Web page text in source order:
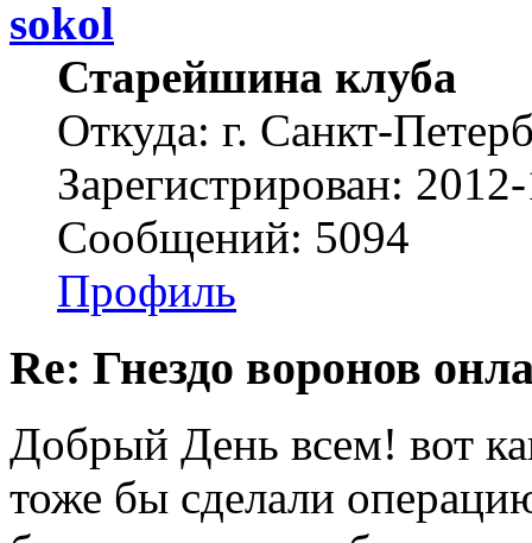
sokol
Старейшина клуба
Откуда: г. Санкт-
Зарегистрирован:
Сообщений: 5094
Профиль
Re: Гнездо воронов
Добрый День всем! вот
тоже бы сделали